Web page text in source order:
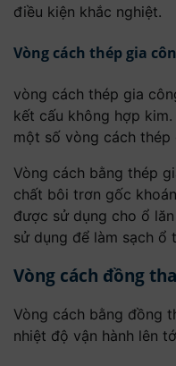
điều kiện khắc nghiệt.
Vòng cách thép gia
vòng cách thép gia
kết cấu không hợp
một số vòng cách
Vòng cách bằng thép
chất bôi trơn gốc
được sử dụng cho ổ
sử dụng để làm sạch ổ
Vòng cách đồng
Vòng cách bằng đồng
nhiệt độ vận hành lên